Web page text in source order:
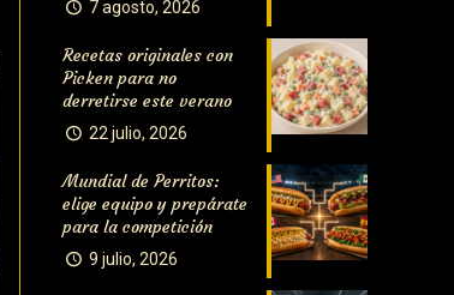
7 agosto, 2026
Recetas originales con
Picken para no
derretirse este verano
22 julio, 2026
Mundial de Perritos:
elige equipo y prepárate
para la competición
9 julio, 2026